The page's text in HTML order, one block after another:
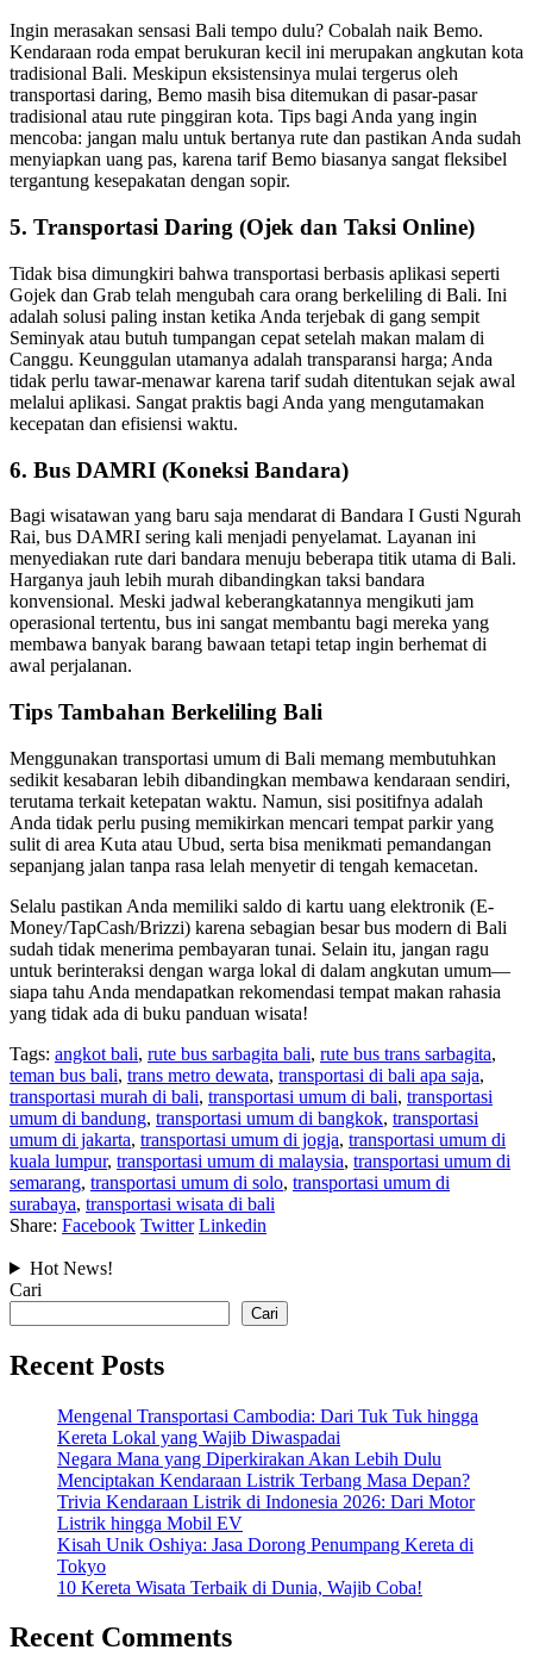
Ingin merasakan sensasi Bali tempo dulu? Cobalah naik Bemo.
Kendaraan roda empat berukuran kecil ini merupakan angkutan kota
tradisional Bali. Meskipun eksistensinya mulai tergerus oleh
transportasi daring, Bemo masih bisa ditemukan di pasar-pasar
tradisional atau rute pinggiran kota. Tips bagi Anda yang ingin
mencoba: jangan malu untuk bertanya rute dan pastikan Anda sudah
menyiapkan uang pas, karena tarif Bemo biasanya sangat fleksibel
tergantung kesepakatan dengan sopir.
5. Transportasi Daring (Ojek dan Taksi Online)
Tidak bisa dimungkiri bahwa transportasi berbasis aplikasi seperti
Gojek dan Grab telah mengubah cara orang berkeliling di Bali. Ini
adalah solusi paling instan ketika Anda terjebak di gang sempit
Seminyak atau butuh tumpangan cepat setelah makan malam di
Canggu. Keunggulan utamanya adalah transparansi harga; Anda
tidak perlu tawar-menawar karena tarif sudah ditentukan sejak awal
melalui aplikasi. Sangat praktis bagi Anda yang mengutamakan
kecepatan dan efisiensi waktu.
6. Bus DAMRI (Koneksi Bandara)
Bagi wisatawan yang baru saja mendarat di Bandara I Gusti Ngurah
Rai, bus DAMRI sering kali menjadi penyelamat. Layanan ini
menyediakan rute dari bandara menuju beberapa titik utama di Bali.
Harganya jauh lebih murah dibandingkan taksi bandara
konvensional. Meski jadwal keberangkatannya mengikuti jam
operasional tertentu, bus ini sangat membantu bagi mereka yang
membawa banyak barang bawaan tetapi tetap ingin berhemat di
awal perjalanan.
Tips Tambahan Berkeliling Bali
Menggunakan transportasi umum di Bali memang membutuhkan
sedikit kesabaran lebih dibandingkan membawa kendaraan sendiri,
terutama terkait ketepatan waktu. Namun, sisi positifnya adalah
Anda tidak perlu pusing memikirkan mencari tempat parkir yang
sulit di area Kuta atau Ubud, serta bisa menikmati pemandangan
sepanjang jalan tanpa rasa lelah menyetir di tengah kemacetan.
Selalu pastikan Anda memiliki saldo di kartu uang elektronik (E-
Money/TapCash/Brizzi) karena sebagian besar bus modern di Bali
sudah tidak menerima pembayaran tunai. Selain itu, jangan ragu
untuk berinteraksi dengan warga lokal di dalam angkutan umum—
siapa tahu Anda mendapatkan rekomendasi tempat makan rahasia
yang tidak ada di buku panduan wisata!
Tags: angkot bali, rute bus sarbagita bali, rute bus trans sarbagita,
teman bus bali, trans metro dewata, transportasi di bali apa saja,
transportasi murah di bali, transportasi umum di bali, transportasi
umum di bandung, transportasi umum di bangkok, transportasi
umum di jakarta, transportasi umum di jogja, transportasi umum di
kuala lumpur, transportasi umum di malaysia, transportasi umum di
semarang, transportasi umum di solo, transportasi umum di
surabaya, transportasi wisata di bali
Share: Facebook Twitter Linkedin
Hot News!
Cari
Cari
Recent Posts
Mengenal Transportasi Cambodia: Dari Tuk Tuk hingga
Kereta Lokal yang Wajib Diwaspadai
Negara Mana yang Diperkirakan Akan Lebih Dulu
Menciptakan Kendaraan Listrik Terbang Masa Depan?
Trivia Kendaraan Listrik di Indonesia 2026: Dari Motor
Listrik hingga Mobil EV
Kisah Unik Oshiya: Jasa Dorong Penumpang Kereta di
Tokyo
10 Kereta Wisata Terbaik di Dunia, Wajib Coba!
Recent Comments